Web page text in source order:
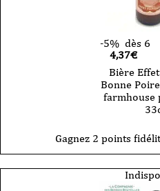
-5% dès 6
4,37€
Bière
Bonne
farmhouse
Gagnez 2 points